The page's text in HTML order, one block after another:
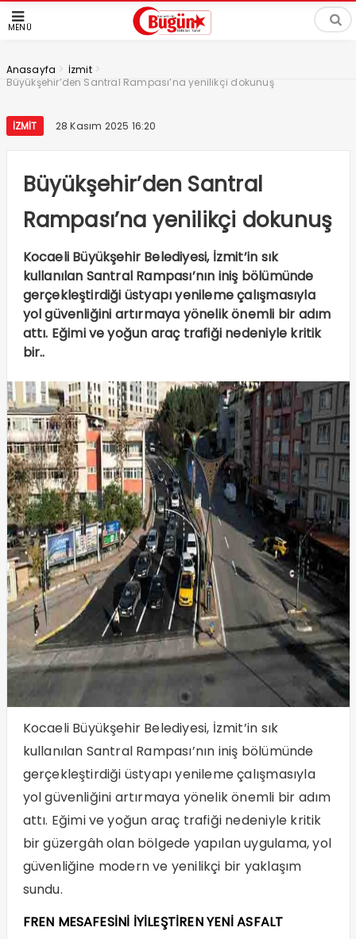
MENÜ
Anasayfa > İzmit >
Büyükşehir’den Santral Rampası’na yenilikçi dokunuş
İZMIT 28 Kasım 2025 16:20
Büyükşehir’den Santral
Rampası’na yenilikçi dokunuş
Kocaeli Büyükşehir Belediyesi, İzmit’in sık
kullanılan Santral Rampası’nın iniş bölümünde
gerçekleştirdiği üstyapı yenileme çalışmasıyla
yol güvenliğini artırmaya yönelik önemli bir adım
attı. Eğimi ve yoğun araç trafiği nedeniyle kritik
bir..
Kocaeli Büyükşehir Belediyesi, İzmit’in sık
kullanılan Santral Rampası’nın iniş bölümünde
gerçekleştirdiği üstyapı yenileme çalışmasıyla
yol güvenliğini artırmaya yönelik önemli bir adım
attı. Eğimi ve yoğun araç trafiği nedeniyle kritik
bir güzergâh olan bölgede yapılan uygulama, yol
güvenliğine modern ve yenilikçi bir yaklaşım
sundu.
FREN MESAFESİNİ İYİLEŞTİREN YENİ ASFALT